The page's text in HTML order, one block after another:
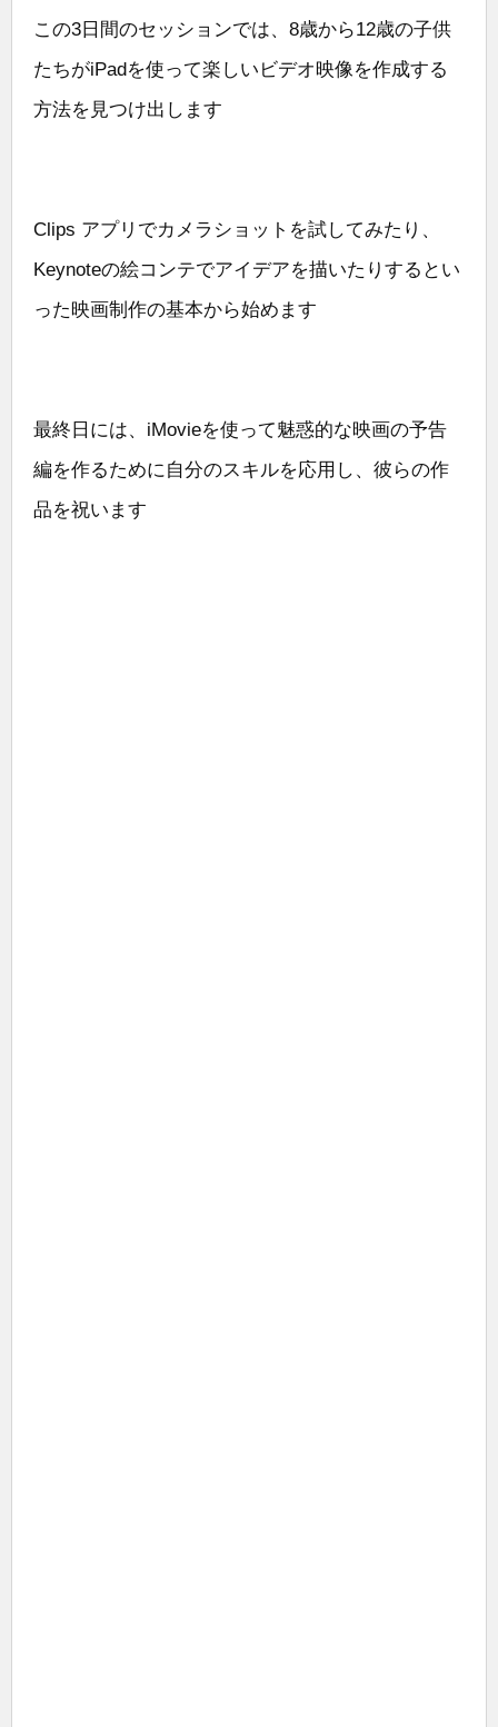
この3日間のセッションでは、8歳から12歳の子供
たちがiPadを使って楽しいビデオ映像を作成する
方法を見つけ出します
Clips アプリでカメラショットを試してみたり、
Keynoteの絵コンテでアイデアを描いたりするとい
った映画制作の基本から始めます
最終日には、iMovieを使って魅惑的な映画の予告
編を作るために自分のスキルを応用し、彼らの作
品を祝います